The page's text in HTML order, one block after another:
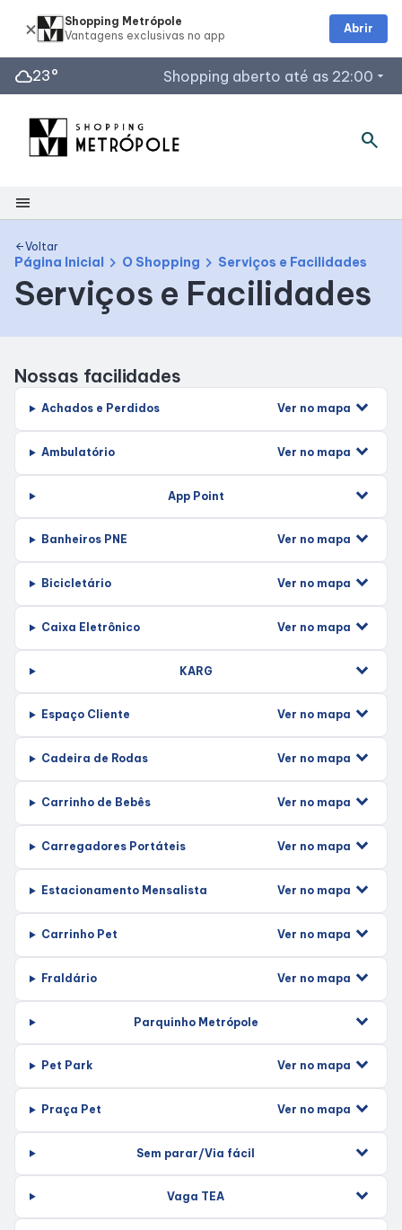
cloud23° Shopping aberto até as 22:00 arrow_drop_down
Horários de Funcionamento
search
menu
Shopping
Mapa Interno
Facilidades
Como Chegar
Horários
Entretenimento
Cinema
Eventos
Fique por Dentro
Lojas e Restaurantes
Lojas
Alimentação
Delivery
Compre Online
Programa De Benefícios
arrow_backVoltar
Página Inicial chevron_right O Shopping chevron_right Serviços e Facilidades
Serviços e Facilidades
Nossas facilidades
Achados e Perdidos Ver no mapa
Ambulatório Ver no mapa
App Point
Banheiros PNE Ver no mapa
Bicicletário Ver no mapa
Caixa Eletrônico Ver no mapa
KARG
Espaço Cliente Ver no mapa
Cadeira de Rodas Ver no mapa
Carrinho de Bebês Ver no mapa
Carregadores Portáteis Ver no mapa
Estacionamento Mensalista Ver no mapa
Carrinho Pet Ver no mapa
Fraldário Ver no mapa
Parquinho Metrópole
Pet Park Ver no mapa
Praça Pet Ver no mapa
Sem parar/Via fácil
Vaga TEA
Shopping Metrópole
Abrir